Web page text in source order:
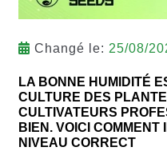
Changé le: 25/08/
LA BONNE HUMIDITÉ
CULTURE DES
CULTIVATEURS
BIEN. VOICI
NIVEAU CORRECT